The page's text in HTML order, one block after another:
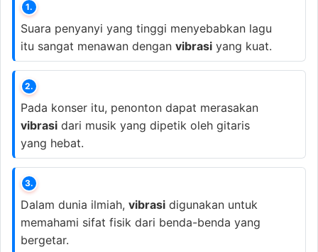
1.
Suara penyanyi yang tinggi menyebabkan lagu
itu sangat menawan dengan vibrasi yang kuat.
2.
Pada konser itu, penonton dapat merasakan
vibrasi dari musik yang dipetik oleh gitaris
yang hebat.
3.
Dalam dunia ilmiah, vibrasi digunakan untuk
memahami sifat fisik dari benda-benda yang
bergetar.